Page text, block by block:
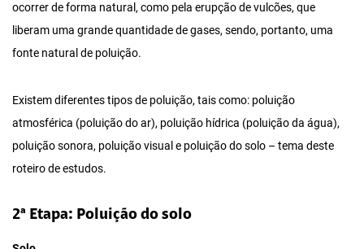
ocorrer de forma natural, como pela erupção de vulcões, que
liberam uma grande quantidade de gases, sendo, portanto, uma
fonte natural de poluição.
Existem diferentes tipos de poluição, tais como: poluição
atmosférica (poluição do ar), poluição hídrica (poluição da água),
poluição sonora, poluição visual e poluição do solo – tema deste
roteiro de estudos.
2ª Etapa: Poluição do solo